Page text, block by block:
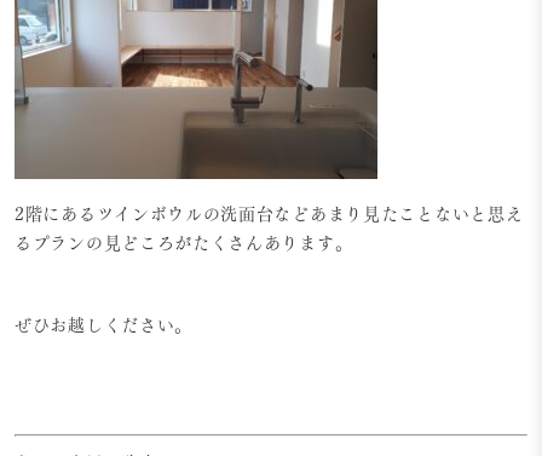
2階にあるツインボウルの洗面台などあまり見たことないと思え
るプランの見どころがたくさんあります。
ぜひお越しください。